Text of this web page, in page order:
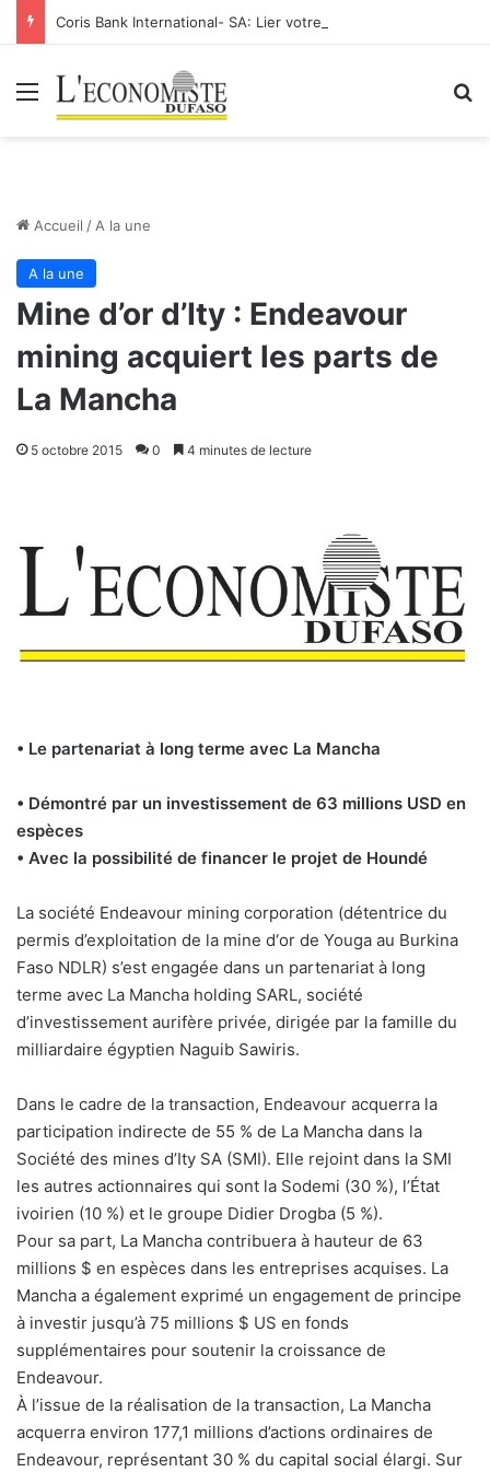
Menu
Accueil / A la une
A la une
Mine d’or d’Ity : Endeavour
mining acquiert les parts de
La Mancha
5 octobre 2015 0 4 minutes de lecture
• Le partenariat à long terme avec La Mancha
• Démontré par un investissement de 63 millions USD en
espèces
• Avec la possibilité de financer le projet de Houndé
La société Endeavour mining corporation (détentrice du
permis d’exploitation de la mine d‘or de Youga au Burkina
Faso NDLR) s’est engagée dans un partenariat à long
terme avec La Mancha holding SARL, société
d’investissement aurifère privée, dirigée par la famille du
milliardaire égyptien Naguib Sawiris.
Dans le cadre de la transaction, Endeavour acquerra la
participation indirecte de 55 % de La Mancha dans la
Société des mines d’Ity SA (SMI). Elle rejoint dans la SMI
les autres actionnaires qui sont la Sodemi (30 %), l’État
ivoirien (10 %) et le groupe Didier Drogba (5 %).
Pour sa part, La Mancha contribuera à hauteur de 63
millions $ en espèces dans les entreprises acquises. La
Mancha a également exprimé un engagement de principe
à investir jusqu’à 75 millions $ US en fonds
supplémentaires pour soutenir la croissance de
Endeavour.
À l’issue de la réalisation de la transaction, La Mancha
acquerra environ 177,1 millions d’actions ordinaires de
Endeavour, représentant 30 % du capital social élargi. Sur